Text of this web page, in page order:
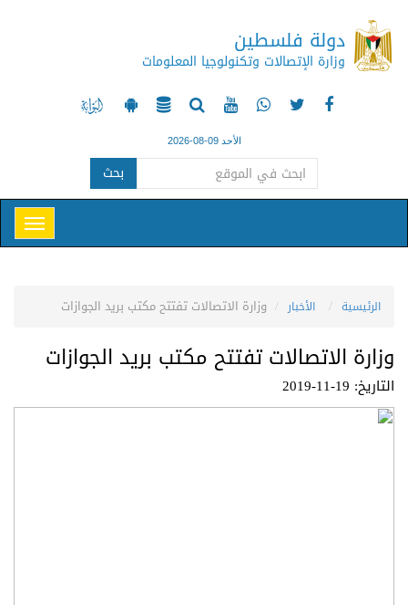
دولة فلسطين
وزارة الإتصالات وتكنولوجيا المعلومات
الأحد 09-08-2026
بحث
الرئيسية الأخبار وزارة الاتصالات تفتتح مكتب بريد الجوازات
وزارة الاتصالات تفتتح مكتب بريد الجوازات
التاريخ: 19-11-2019